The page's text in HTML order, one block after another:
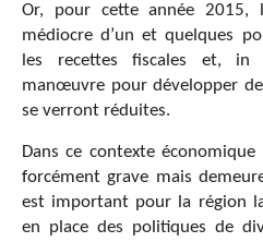
Or, pour cette année 2015,
médiocre d’un et quelques
les recettes fiscales et, in
manœuvre pour développer
se verront réduites.
Dans ce contexte
forcément grave mais
est important pour la région
en place des politiques de